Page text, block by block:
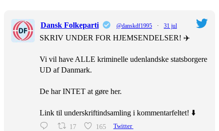
Dansk Folkeparti @danskdf1995 · 31 jul
SKRIV UNDER FOR HJEMSENDELSER! ✈️
Vi vil have ALLE kriminelle udenlandske statsborgere
UD af Danmark.
De har INTET at gøre her.
Link til underskriftindsamling i kommentarfeltet! ⬇️
17 165 Twitter